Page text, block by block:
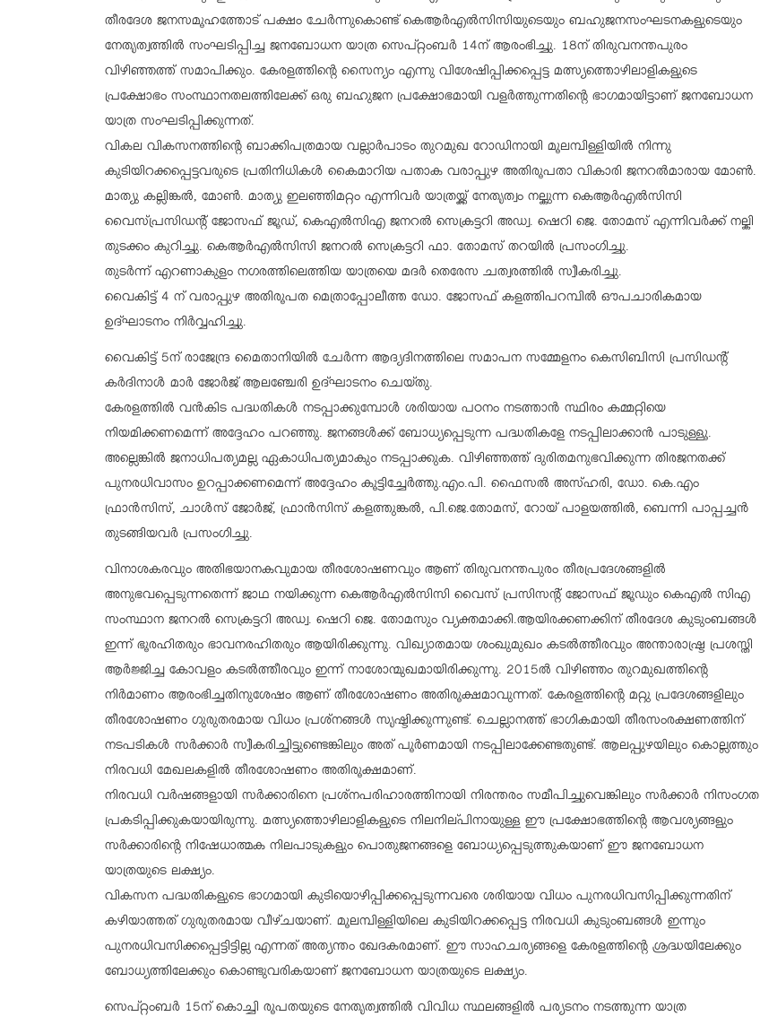
തീരദേശ ജനസമൂഹത്തോട് പക്ഷം ചേര്‍ന്നുകൊണ്ട് കെആര്‍എല്‍സിസിയുടെയും ബഹുജനസംഘടനകളുടെയും
നേതൃത്വത്തില്‍ സംഘടിപ്പിച്ച ജനബോധന യാത്ര സെപ്റ്റംബര്‍ 14ന് ആരംഭിച്ചു. 18ന് തിരുവനന്തപുരം
വിഴിഞ്ഞത്ത് സമാപിക്കും. കേരളത്തിന്റെ സൈന്യം എന്നു വിശേഷിപ്പിക്കപ്പെട്ട മത്സ്യത്തൊഴിലാളികളുടെ
പ്രക്ഷോഭം സംസ്ഥാനതലത്തിലേക്ക് ഒരു ബഹുജന പ്രക്ഷോഭമായി വളര്‍ത്തുന്നതിന്റെ ഭാഗമായിട്ടാണ് ജനബോധന
യാത്ര സംഘടിപ്പിക്കുന്നത്.
വികല വികസനത്തിന്റെ ബാക്കിപത്രമായ വല്ലാര്‍പാടം തുറമുഖ റോഡിനായി മൂലമ്പിള്ളിയില്‍ നിന്നു
കുടിയിറക്കപ്പെട്ടവരുടെ പ്രതിനിധികള്‍ കൈമാറിയ പതാക വരാപ്പുഴ അതിരൂപതാ വികാരി ജനറല്‍മാരായ മോണ്‍.
മാത്യു കല്ലിങ്കല്‍, മോൺ. മാത്യു ഇലഞ്ഞിമറ്റം എന്നിവർ യാത്രയ്ക്ക് നേതൃത്വം നല്കുന്ന കെആര്‍എല്‍സിസി
വൈസ്പ്രസിഡന്റ് ജോസഫ് ജൂഡ്, കെഎല്‍സിഎ ജനറല്‍ സെക്രട്ടറി അഡ്വ. ഷെറി ജെ. തോമസ് എന്നിവര്‍ക്ക് നല്കി
തുടക്കം കുറിച്ചു. കെആര്‍എല്‍സിസി ജനറല്‍ സെക്രട്ടറി ഫാ. തോമസ് തറയില്‍ പ്രസംഗിച്ചു.
തുടര്‍ന്ന് എറണാകുളം നഗരത്തിലെത്തിയ യാത്രയെ മദര്‍ തെരേസ ചത്വരത്തില്‍ സ്വീകരിച്ചു.
വൈകിട്ട് 4 ന് വരാപ്പുഴ അതിരൂപത മെത്രാപ്പോലീത്ത ഡോ. ജോസഫ് കളത്തിപറമ്പില്‍ ഔപചാരികമായ
ഉദ്ഘാടനം നിര്‍വ്വഹിച്ചു.
വൈകിട്ട് 5ന് രാജേന്ദ്ര മൈതാനിയില്‍ ചേര്‍ന്ന ആദ്യദിനത്തിലെ സമാപന സമ്മേളനം കെസിബിസി പ്രസിഡന്റ്
കര്‍ദിനാള്‍ മാര്‍ ജോര്‍ജ് ആലഞ്ചേരി ഉദ്ഘാടനം ചെയ്തു.
കേരളത്തിൽ വൻകിട പദ്ധതികൾ നടപ്പാക്കുമ്പോൾ ശരിയായ പഠനം നടത്താൻ സ്ഥിരം കമ്മറ്റിയെ
നിയമിക്കണമെന്ന് അദ്ദേഹം പറഞ്ഞു. ജനങ്ങൾക്ക് ബോധ്യപ്പെടുന്ന പദ്ധതികളേ നടപ്പിലാക്കാൻ പാടുള്ളൂ.
അല്ലെങ്കിൽ ജനാധിപത്യമല്ല ഏകാധിപത്യമാകും നടപ്പാക്കുക. വിഴിഞ്ഞത്ത് ദുരിതമനുഭവിക്കുന്ന തിരജനതക്ക്
പുനരധിവാസം ഉറപ്പാക്കണമെന്ന് അദ്ദേഹം കൂട്ടിച്ചേർത്തു.എം.പി. ഫൈസല്‍ അസ്ഹരി, ഡോ. കെ.എം
ഫ്രാന്‍സിസ്, ചാള്‍സ് ജോര്‍ജ്, ഫ്രാൻസിസ് കളത്തുങ്കൽ, പി.ജെ.തോമസ്, റോയ് പാളയത്തിൽ, ബെന്നി പാപ്പച്ചൻ
തുടങ്ങിയവര്‍ പ്രസംഗിച്ചു.
വിനാശകരവും അതിഭയാനകവുമായ തീരശോഷണവും ആണ് തിരുവനന്തപുരം തീരപ്രദേശങ്ങളില്‍
അനുഭവപ്പെടുന്നതെന്ന് ജാഥ നയിക്കുന്ന കെആർഎൽസിസി വൈസ് പ്രസിസന്റ് ജോസഫ് ജൂഡും കെഎൽ സിഎ
സംസ്ഥാന ജനറൽ സെക്രട്ടറി അഡ്വ. ഷെറി ജെ. തോമസും വ്യക്തമാക്കി.ആയിരക്കണക്കിന് തീരദേശ കുടുംബങ്ങള്‍
ഇന്ന് ഭൂരഹിതരും ഭാവനരഹിതരും ആയിരിക്കുന്നു. വിഖ്യാതമായ ശംഖുമുഖം കടല്‍ത്തീരവും അന്താരാഷ്ട്ര പ്രശസ്തി
ആര്‍ജ്ജിച്ച കോവളം കടല്‍ത്തീരവും ഇന്ന് നാശോന്മുഖമായിരിക്കുന്നു. 2015ല്‍ വിഴിഞ്ഞം തുറമുഖത്തിന്റെ
നിര്‍മാണം ആരംഭിച്ചതിനുശേഷം ആണ് തീരശോഷണം അതിരൂക്ഷമാവുന്നത്. കേരളത്തിന്റെ മറ്റു പ്രദേശങ്ങളിലും
തീരശോഷണം ഗുരുതരമായ വിധം പ്രശ്‌നങ്ങള്‍ സൃഷ്ടിക്കുന്നുണ്ട്. ചെല്ലാനത്ത് ഭാഗികമായി തീരസംരക്ഷണത്തിന്
നടപടികള്‍ സര്‍ക്കാര്‍ സ്വീകരിച്ചിട്ടുണ്ടെങ്കിലും അത് പൂര്‍ണമായി നടപ്പിലാക്കേണ്ടതുണ്ട്. ആലപ്പുഴയിലും കൊല്ലത്തും
നിരവധി മേഖലകളില്‍ തീരശോഷണം അതിരൂക്ഷമാണ്.
നിരവധി വര്‍ഷങ്ങളായി സര്‍ക്കാരിനെ പ്രശ്‌നപരിഹാരത്തിനായി നിരന്തരം സമീപിച്ചുവെങ്കിലും സര്‍ക്കാര്‍ നിസംഗത
പ്രകടിപ്പിക്കുകയായിരുന്നു. മത്സ്യത്തൊഴിലാളികളുടെ നിലനില്പിനായുള്ള ഈ പ്രക്ഷോഭത്തിന്റെ ആവശ്യങ്ങളും
സര്‍ക്കാരിന്റെ നിഷേധാത്മക നിലപാടുകളും പൊതുജനങ്ങളെ ബോധ്യപ്പെടുത്തുകയാണ് ഈ ജനബോധന
യാത്രയുടെ ലക്ഷ്യം.
വികസന പദ്ധതികളുടെ ഭാഗമായി കുടിയൊഴിപ്പിക്കപ്പെടുന്നവരെ ശരിയായ വിധം പുനരധിവസിപ്പിക്കുന്നതിന്
കഴിയാത്തത് ഗുരുതരമായ വീഴ്ചയാണ്. മൂലമ്പിള്ളിയിലെ കുടിയിറക്കപ്പെട്ട നിരവധി കുടുംബങ്ങള്‍ ഇന്നും
പുനരധിവസിക്കപ്പെട്ടിട്ടില്ല എന്നത് അത്യന്തം ഖേദകരമാണ്. ഈ സാഹചര്യങ്ങളെ കേരളത്തിന്റെ ശ്രദ്ധയിലേക്കും
ബോധ്യത്തിലേക്കും കൊണ്ടുവരികയാണ് ജനബോധന യാത്രയുടെ ലക്ഷ്യം.
സെപ്റ്റംബര്‍ 15ന് കൊച്ചി രൂപതയുടെ നേതൃത്വത്തില്‍ വിവിധ സ്ഥലങ്ങളില്‍ പര്യടനം നടത്തുന്ന യാത്ര